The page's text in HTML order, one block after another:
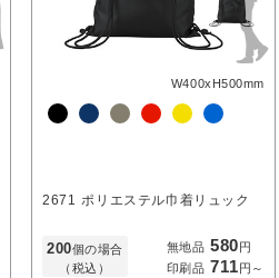
W400xH500mm
2671 ポリエステル巾着リュック
200個の場合
（税込）
無地品 580 円
印刷品 711 円～